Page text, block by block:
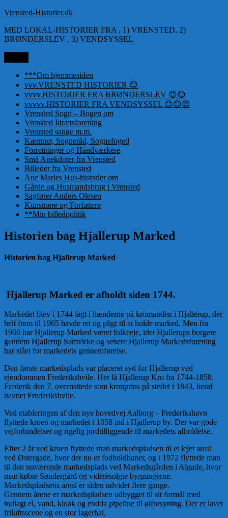
Videre
indhold
Vrensted-Historier.dk
MED LOKAL-HISTORIER FRA , 1) VRENSTED, 2)
BRØNDERSLEV , 3) VENDSYSSEL
***Om hjemmesiden
vvv.VRENSTED HISTORIER 😊
vvvv.HISTORIER FRA BRØNDERSLEV 😊😊
vvvvv.HISTORIER FRA VENDSYSSEL 😊😊😊
Vrensted Sogn – Bogen om
Vrensted Idrætsforening
Vrensted sange m.m.
Kæmner, Sogneråd, Sognefoged
Forretninger og Håndværkere
Små Anekdoter fra Vrensted
Billeder fra Vrensted
Ane Maries Hus-historier om
Gårde og Husmandsbrug i Vrensted
Sagfører Anders Olesen
Kunstnere og Forfattere
**Min billedpolitik
Historien bag Hjallerup Marked
Historien bag Hjallerup Marked
Hjallerup Marked er afholdt siden 1744.
Markedet blev i 1744 lagt i hænderne på kromanden i Hjallerup, der
helt frem til 1965 havde ret og pligt til at holde marked. Men fra
1966 har Hjallerup Marked været folkeeje, idet Hjallerups borgere
gennem Hjallerup Samvirke og senere Hjallerup Markedsforening
har stået for markedets gennemførelse.
Den første markedsplads var placeret syd for Hjallerup ved
ejendommen Frederikshvile. Her lå Hjallerup Kro fra 1744-1858.
Frederik den 7. overnattede som kronprins på stedet i 1843, heraf
navnet Frederikshvile.
Ved etableringen af den nye hovedvej Aalborg – Frederikshavn
flyttede kroen og markedet i 1858 ind i Hjallerup by. Der var gode
vejforbindelser og rigelig jordtilliggende til markedets afholdelse.
Efter 2 år ved kroen flyttede man markedspladsen til et lejet areal
ved Østergade, hvor der nu er fodboldbaner, og i 1972 flyttede man
til den nuværende markedsplads ved Markedsgården i Algade, hvor
man købte Søndergård og videresolgte bygningerne.
Markedspladsens areal er siden udvidet flere gange.
Gennem årene er markedspladsen udbygget til sit formål med
indlagt el, vand, kloak og endda pipeline til ølforsyning. Der er lavet
friluftsscene og en stor lagerhal.